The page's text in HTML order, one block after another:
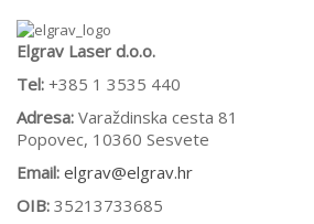
Elgrav Laser d.o.o.
Tel: +385 1 3535 440
Adresa: Varaždinska cesta 81
Popovec, 10360 Sesvete
Email: elgrav@elgrav.hr
OIB: 35213733685